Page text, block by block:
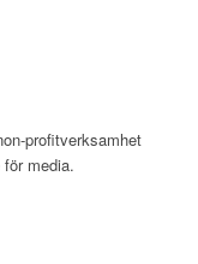
profitverksamhet
media.